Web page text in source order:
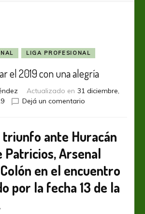
LIGA PROFESIONAL
el 2019 con una alegría
Actualizado en 31 diciembre,
Dejá un comentarioen
2019
con
una
alegría
triunfo ante Huracán
Patricios, Arsenal
en el encuentro
por la fecha 13 de la